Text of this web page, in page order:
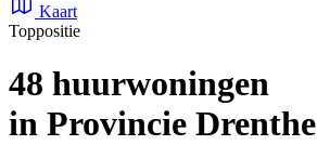
Kaart
Toppositie
48 huurwoningen
in Provincie Drenthe